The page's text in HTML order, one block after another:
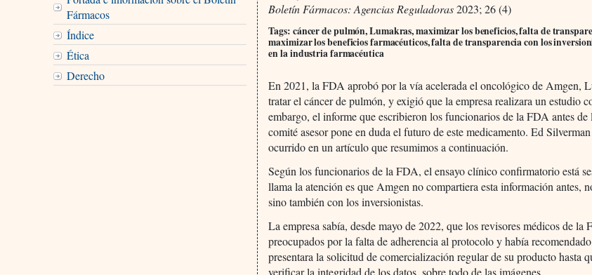
Fármacos
Índice
Ética
Derecho
Boletín Fármacos: Agencias Reguladoras2023; 26 (4)
Tags: cáncer de pulmón, Lumakras, maximizar los beneficios, falta de
maximizar los beneficios farmacéuticos, falta de transparencia con los
en la industria farmacéutica
En 2021, la FDA aprobó por la vía acelerada el oncológico de Amgen,
tratar el cáncer de pulmón, y exigió que la empresa realizara un estudio
embargo, el informe que escribieron los funcionarios de la FDA antes de
comité asesor pone en duda el futuro de este medicamento. Ed
ocurrido en un artículo que resumimos a continuación.
Según los funcionarios de la FDA, el ensayo clínico confirmatorio está
llama la atención es que Amgen no compartiera esta información antes,
sino también con los inversionistas.
La empresa sabía, desde mayo de 2022, que los revisores médicos de la
preocupados por la falta de adherencia al protocolo y había
presentara la solicitud de comercialización regular de su producto hasta
verificar la integridad de los datos, sobre todo de las imágenes.